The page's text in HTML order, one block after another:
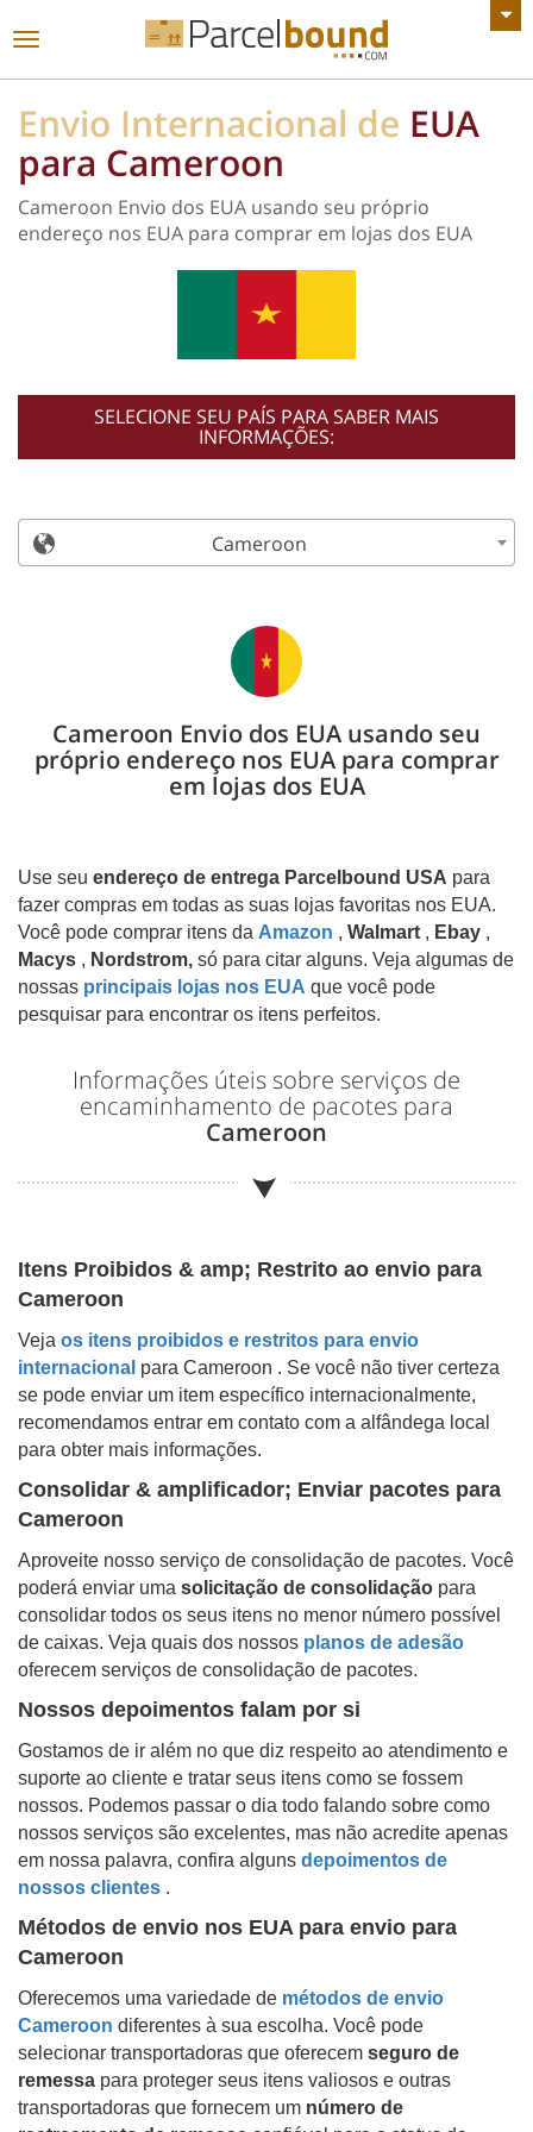
VER TODOS OS ANÚNCIOS
Alternar
Envio Internacional de EUA
para Cameroon
Cameroon Envio dos EUA usando seu próprio
endereço nos EUA para comprar em lojas dos EUA
SELECIONE SEU PAÍS PARA SABER MAIS
INFORMAÇÕES:
Cameroon
Cameroon Envio dos EUA usando seu
próprio endereço nos EUA para comprar
em lojas dos EUA
Use seu endereço de entrega Parcelbound USA para
fazer compras em todas as suas lojas favoritas nos EUA.
Você pode comprar itens da Amazon , Walmart , Ebay ,
Macys , Nordstrom, só para citar alguns. Veja algumas de
nossas principais lojas nos EUA que você pode
pesquisar para encontrar os itens perfeitos.
Informações úteis sobre serviços de
encaminhamento de pacotes para
Cameroon
Itens Proibidos & amp; Restrito ao envio para
Cameroon
Veja os itens proibidos e restritos para envio
internacional para Cameroon . Se você não tiver certeza
se pode enviar um item específico internacionalmente,
recomendamos entrar em contato com a alfândega local
para obter mais informações.
Consolidar & amplificador; Enviar pacotes para
Cameroon
Aproveite nosso serviço de consolidação de pacotes. Você
poderá enviar uma solicitação de consolidação para
consolidar todos os seus itens no menor número possível
de caixas. Veja quais dos nossos planos de adesão
oferecem serviços de consolidação de pacotes.
Nossos depoimentos falam por si
Gostamos de ir além no que diz respeito ao atendimento e
suporte ao cliente e tratar seus itens como se fossem
nossos. Podemos passar o dia todo falando sobre como
nossos serviços são excelentes, mas não acredite apenas
em nossa palavra, confira alguns depoimentos de
nossos clientes .
Métodos de envio nos EUA para envio para
Cameroon
Oferecemos uma variedade de métodos de envio
Cameroon diferentes à sua escolha. Você pode
selecionar transportadoras que oferecem seguro de
remessa para proteger seus itens valiosos e outras
transportadoras que fornecem um número de